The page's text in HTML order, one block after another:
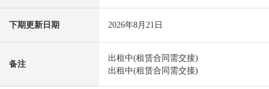
下期更新日期 2026年8月21日
备注
出租中(租赁合同需交接)
出租中(租赁合同需交接)